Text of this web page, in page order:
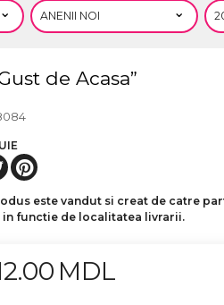
de Acasa”
este vandut si creat de catre
in functie de localitatea livrarii.
MDL